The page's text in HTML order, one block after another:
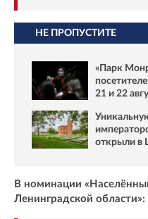
НЕ ПРОПУСТИТЕ
«Парк
21 и 22
открыли в
В номинации
Ленинградской области»: